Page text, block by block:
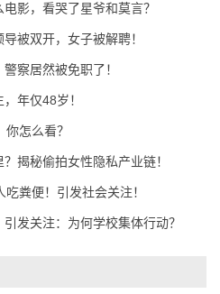
影，看哭了星爷和莫言？
被双开，女子被解聘！
察居然被免职了！
年仅48岁！
怎么看？
揭秘偷拍女性隐私产业链！
粪便！引发社会关注！
发关注：为何学校集体行动？